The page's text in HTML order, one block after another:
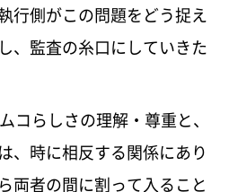
行側がこの問題をどう捉え
、監査の糸口にしていきた
コらしさの理解・尊重と、
、時に相反する関係にあり
両者の間に割って入ること